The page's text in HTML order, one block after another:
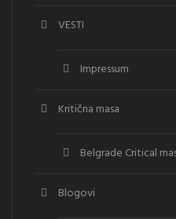
VESTI
Impressum
Kritična masa
Belgrade Critical
Blogovi